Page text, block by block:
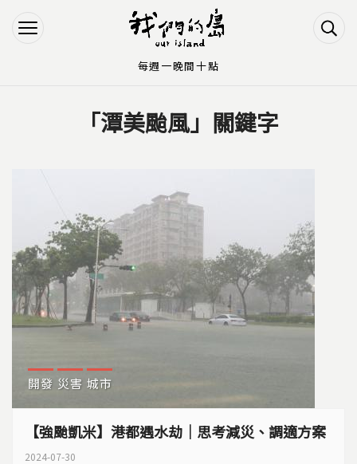
Jump to Navigation
Jump to Main content
「潭美颱風」關鍵字
開發 災害 城市
【強颱凱米】港都遇水劫｜思考減災、調適方案
2024-07-30
每週一晚間十點